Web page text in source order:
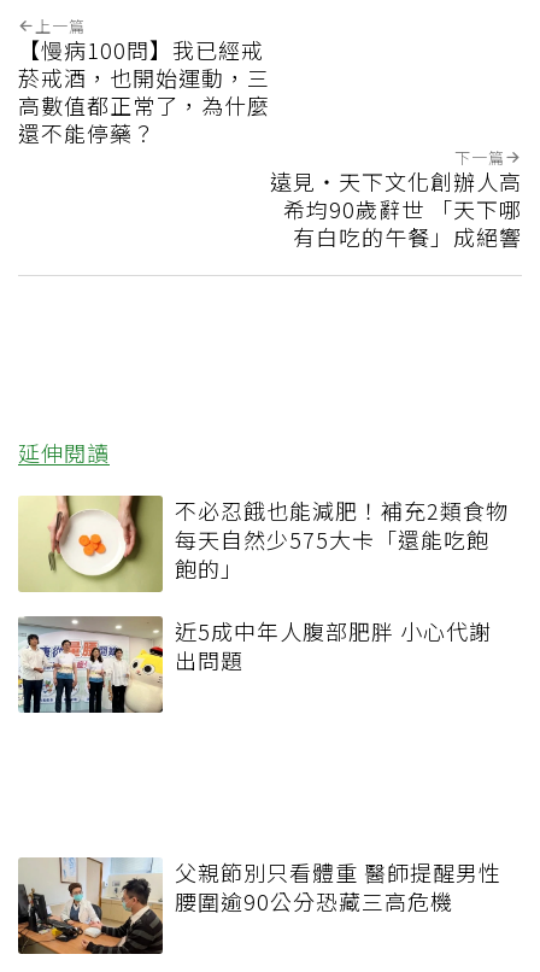
上一篇
【慢病100問】我已經戒
菸戒酒，也開始運動，三
高數值都正常了，為什麼
還不能停藥？
下一篇
遠見‧天下文化創辦人高
希均90歲辭世 「天下哪
有白吃的午餐」成絕響
延伸閱讀
不必忍餓也能減肥！補充2類食物
每天自然少575大卡「還能吃飽
飽的」
近5成中年人腹部肥胖 小心代謝
出問題
父親節別只看體重 醫師提醒男性
腰圍逾90公分恐藏三高危機